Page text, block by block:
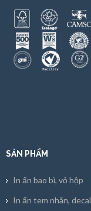
SẢN PHẨM
In ấn bao bì, vỏ hộp
In ấn tem nhãn, decal